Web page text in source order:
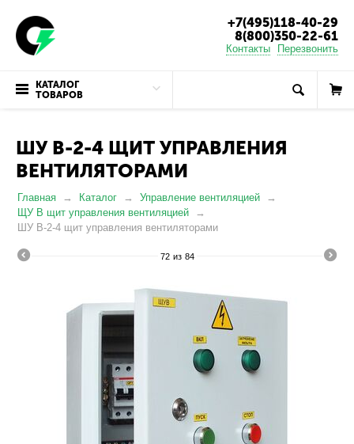
+7(495)118-40-29
8(800)350-22-61
Контакты Перезвонить
КАТАЛОГ
ТОВАРОВ
ШУ В-2-4 ЩИТ УПРАВЛЕНИЯ
ВЕНТИЛЯТОРАМИ
Главная Каталог
Управление вентиляцией
ЩУ В щит управления вентиляцией
ШУ В-2-4 щит управления вентиляторами
72 из 84